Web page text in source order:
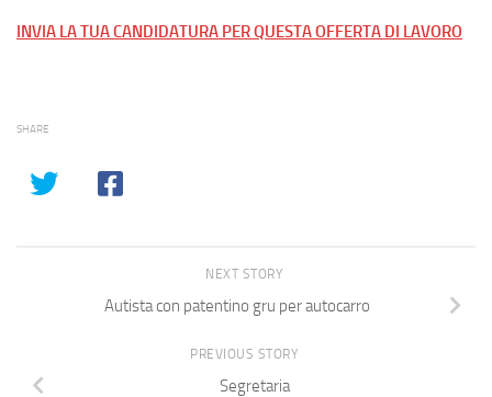
INVIA LA TUA CANDIDATURA PER QUESTA OFFERTA DI LAVORO
SHARE
NEXT STORY
Autista con patentino gru per autocarro
PREVIOUS STORY
Segretaria